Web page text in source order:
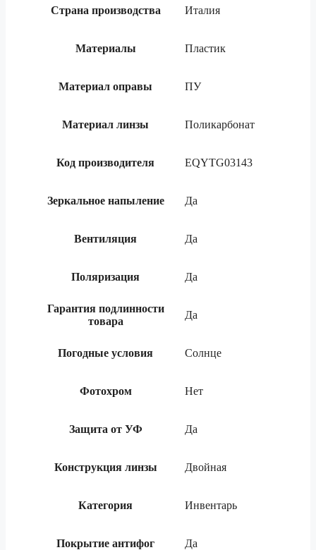
Страна производства Италия
Материалы Пластик
Материал оправы ПУ
Материал линзы Поликарбонат
Код производителя EQYTG03143
Зеркальное напыление Да
Вентиляция Да
Поляризация Да
Гарантия подлинности
товара
Да
Погодные условия Солнце
Фотохром Нет
Защита от УФ Да
Конструкция линзы Двойная
Категория Инвентарь
Покрытие антифог Да